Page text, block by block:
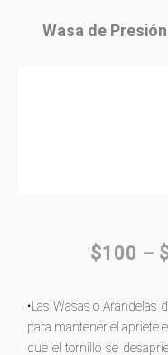
Wasa de
$100 –
•Las Wasas o Arandelas
para mantener el apriete
que el tornillo se